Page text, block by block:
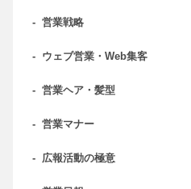
- 営業戦略
- ウェブ営業・Web集客
- 営業ヘア・髪型
- 営業マナー
- 広報活動の極意